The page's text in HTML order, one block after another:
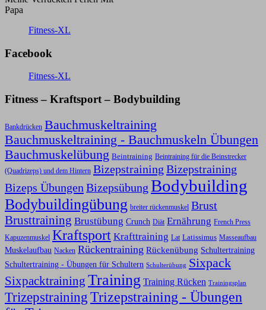
Papa
Fitness-XL
Facebook
Fitness-XL
Fitness – Kraftsport – Bodybuilding
Bankdrücken Bauchmuskeltraining
Bauchmuskeltraining - Bauchmuskeln Übungen
Bauchmuskelübung Beintraining Beintraining für die Beinstrecker
(Quadrizeps) und dem Hintern Bizepstraining Bizepstraining
Bizeps Übungen Bizepsübung Bodybuilding
Bodybuildingübung breiter rückenmuskel Brust
Brusttraining Brustübung Crunch Diät Ernährung French Press
Kapuzenmuskel Kraftsport Krafttraining Lat Latissimus Masseaufbau
Muskelaufbau Nacken Rückentraining Rückenübung Schultertraining
Schultertraining - Übungen für Schultern Schulterübung Sixpack
Sixpacktraining Training Training Rücken Trainingsplan
TrizepstrainingTrizepstraining - Übungen